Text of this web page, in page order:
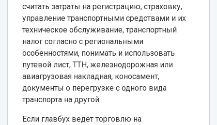
считать затраты на регистрацию, страховку,
управление транспортными средствами и их
техническое обслуживание, транспортный
налог согласно с региональными
особенностями, понимать и использовать
путевой лист, ТТН, железнодорожная или
авиагрузовая накладная, коносамент,
документы о перегрузке с одного вида
транспорта на другой.
Если главбух ведет торговлю на